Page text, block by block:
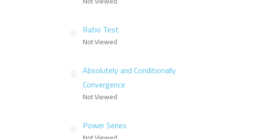
Ratio Test
Not Viewed
Absolutely and Conditionally
Convergence
Not Viewed
Power Series